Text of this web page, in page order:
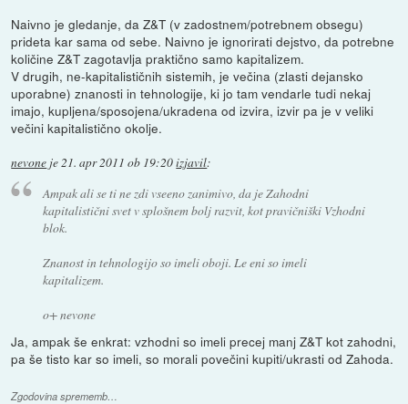
Naivno je gledanje, da Z&T (v zadostnem/potrebnem obsegu)
prideta kar sama od sebe. Naivno je ignorirati dejstvo, da potrebne
količine Z&T zagotavlja praktično samo kapitalizem.
V drugih, ne-kapitalističnih sistemih, je večina (zlasti dejansko
uporabne) znanosti in tehnologije, ki jo tam vendarle tudi nekaj
imajo, kupljena/sposojena/ukradena od izvira, izvir pa je v veliki
večini kapitalistično okolje.
nevone je21. apr 2011 ob 19:20izjavil:
Ampak ali se ti ne zdi vseeno zanimivo, da je Zahodni
kapitalistični svet v splošnem bolj razvit, kot pravičniški Vzhodni
blok.
Znanost in tehnologijo so imeli oboji. Le eni so imeli
kapitalizem.
o+ nevone
Ja, ampak še enkrat: vzhodni so imeli precej manj Z&T kot zahodni,
pa še tisto kar so imeli, so morali povečini kupiti/ukrasti od Zahoda.
Zgodovina sprememb…